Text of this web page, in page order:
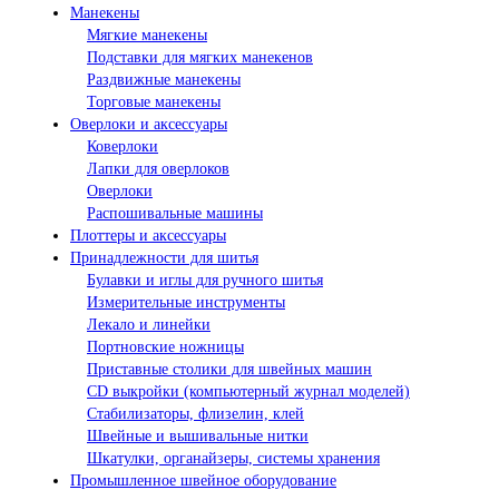
Манекены
Мягкие манекены
Подставки для мягких манекенов
Раздвижные манекены
Торговые манекены
Оверлоки и аксессуары
Коверлоки
Лапки для оверлоков
Оверлоки
Распошивальные машины
Плоттеры и аксессуары
Принадлежности для шитья
Булавки и иглы для ручного шитья
Измерительные инструменты
Лекало и линейки
Портновские ножницы
Приставные столики для швейных машин
СD выкройки (компьютерный журнал моделей)
Стабилизаторы, флизелин, клей
Швейные и вышивальные нитки
Шкатулки, органайзеры, системы хранения
Промышленное швейное оборудование